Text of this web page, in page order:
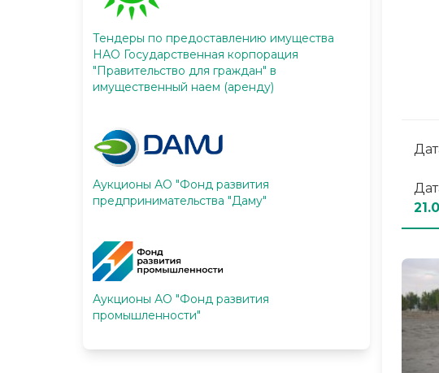
Тендеры по предоставлению имущества
НАО Государственная корпорация
"Правительство для граждан" в
имущественный наем (аренду)
Аукционы АО "Фонд развития
предпринимательства "Даму"
Аукционы АО "Фонд развития
промышленности"